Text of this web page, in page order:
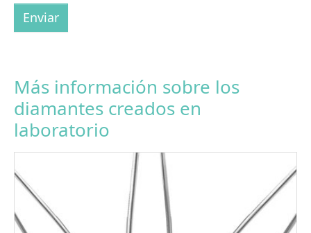
Enviar
Más información sobre los
diamantes creados en
laboratorio